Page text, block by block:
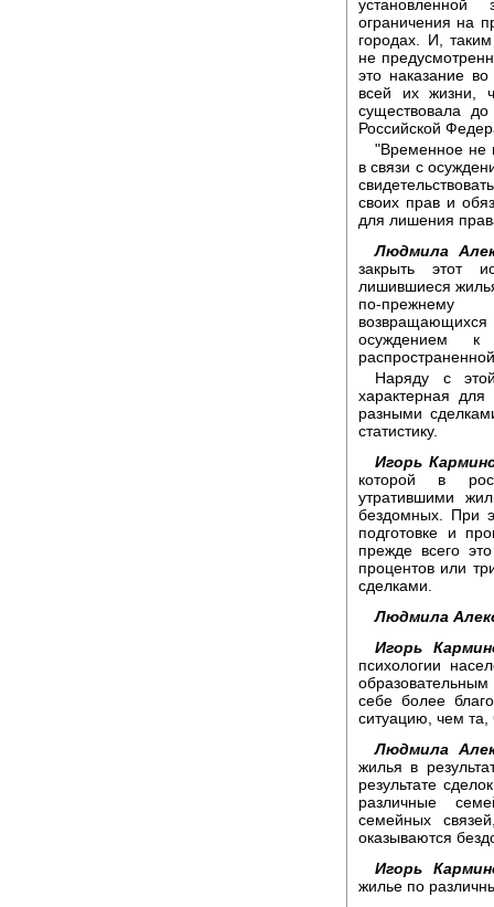
ограничения на
городах. И,
не
это наказание
всей их жизни,
существовала
Российской
"Временное не
в связи с
своих прав и
для лишения
Людмила
закрыть этот
лишившиеся
по-прежнему
возвращающихся
осуждением к
Наряду с
характерная
разными
статистику.
Игорь
которой в
утратившими
бездомных. При
подготовке и
прежде всего
процентов или
сделками.
Людмила
Игорь
психологии
себе более
ситуацию, чем та,
Людмила
жилья в
результате
различные
семейных
оказываются
Игорь
жилье по